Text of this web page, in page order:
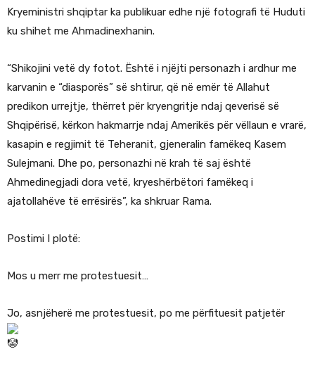
Kryeministri shqiptar ka publikuar edhe një fotografi të Huduti
ku shihet me Ahmadinexhanin.
“Shikojini vetë dy fotot. Është i njëjti personazh i ardhur me
karvanin e “diasporës” së shtirur, që në emër të Allahut
predikon urrejtje, thërret për kryengritje ndaj qeverisë së
Shqipërisë, kërkon hakmarrje ndaj Amerikës për vëllaun e vrarë,
kasapin e regjimit të Teheranit, gjeneralin famëkeq Kasem
Sulejmani. Dhe po, personazhi në krah të saj është
Ahmedinegjadi dora vetë, kryeshërbëtori famëkeq i
ajatollahëve të errësirës”, ka shkruar Rama.
Postimi I plotë:
Mos u merr me protestuesit…
Jo, asnjëherë me protestuesit, po me përfituesit patjetër